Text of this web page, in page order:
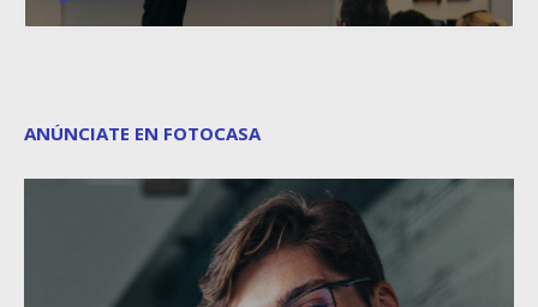
ANÚNCIATE EN FOTOCASA